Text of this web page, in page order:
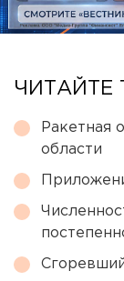
ЧИТАЙТЕ
Ракетная
области